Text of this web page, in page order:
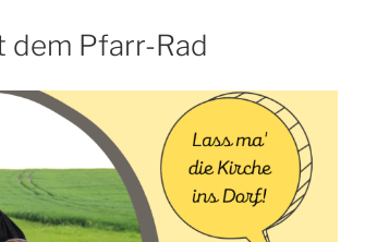
dem Pfarr-Rad